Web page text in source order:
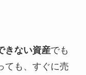
きない資産でも
ても、すぐに売